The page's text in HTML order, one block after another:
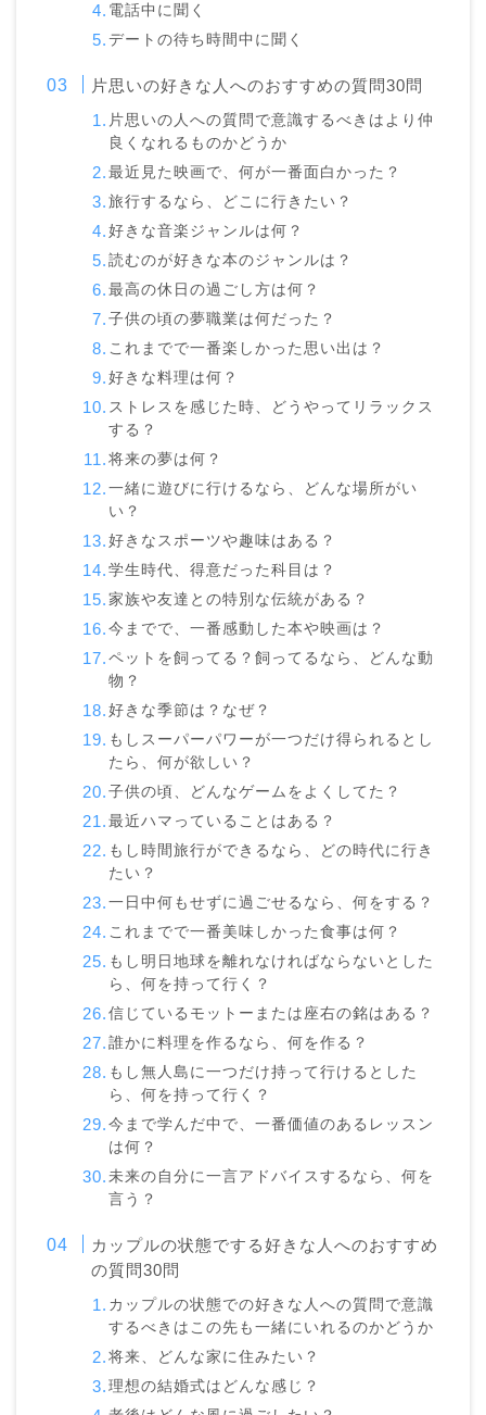
電話中に聞く
デートの待ち時間中に聞く
片思いの好きな人へのおすすめの質問30問
片思いの人への質問で意識するべきはより仲
良くなれるものかどうか
最近見た映画で、何が一番面白かった？
旅行するなら、どこに行きたい？
好きな音楽ジャンルは何？
読むのが好きな本のジャンルは？
最高の休日の過ごし方は何？
子供の頃の夢職業は何だった？
これまでで一番楽しかった思い出は？
好きな料理は何？
ストレスを感じた時、どうやってリラックス
する？
将来の夢は何？
一緒に遊びに行けるなら、どんな場所がい
い？
好きなスポーツや趣味はある？
学生時代、得意だった科目は？
家族や友達との特別な伝統がある？
今までで、一番感動した本や映画は？
ペットを飼ってる？飼ってるなら、どんな動
物？
好きな季節は？なぜ？
もしスーパーパワーが一つだけ得られるとし
たら、何が欲しい？
子供の頃、どんなゲームをよくしてた？
最近ハマっていることはある？
もし時間旅行ができるなら、どの時代に行き
たい？
一日中何もせずに過ごせるなら、何をする？
これまでで一番美味しかった食事は何？
もし明日地球を離れなければならないとした
ら、何を持って行く？
信じているモットーまたは座右の銘はある？
誰かに料理を作るなら、何を作る？
もし無人島に一つだけ持って行けるとした
ら、何を持って行く？
今まで学んだ中で、一番価値のあるレッスン
は何？
未来の自分に一言アドバイスするなら、何を
言う？
カップルの状態でする好きな人へのおすすめ
の質問30問
カップルの状態での好きな人への質問で意識
するべきはこの先も一緒にいれるのかどうか
将来、どんな家に住みたい？
理想の結婚式はどんな感じ？